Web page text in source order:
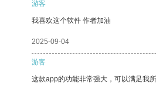
游客
我喜欢这个软件 作者加油
2025-09-04
游客
这款app的功能非常强大，可以满足我